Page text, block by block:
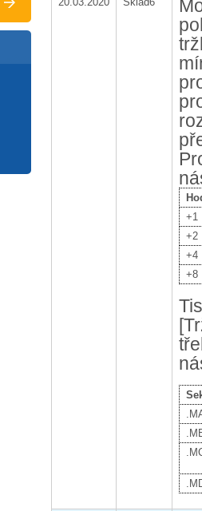
+1
+2
+4
+8